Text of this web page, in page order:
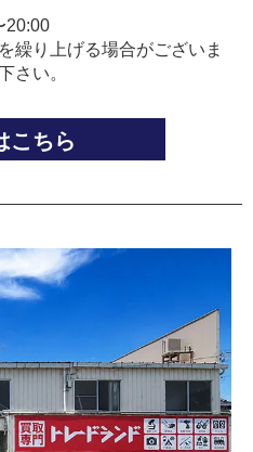
20:00
繰り上げる場合がございま
さい。
こちら